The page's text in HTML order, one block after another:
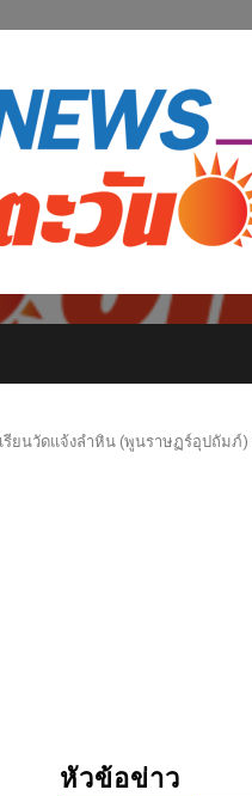
รียนวัดแจ้งลำหิน (พูนราษฏร์อุปถัมภ์
หัวข้อข่าว